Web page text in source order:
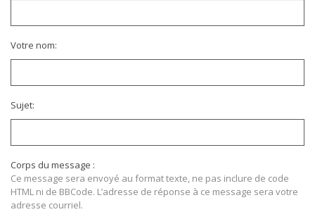
Votre nom:
Sujet:
Corps du message :
Ce message sera envoyé au format texte, ne pas inclure de code
HTML ni de BBCode. L’adresse de réponse à ce message sera votre
adresse courriel.